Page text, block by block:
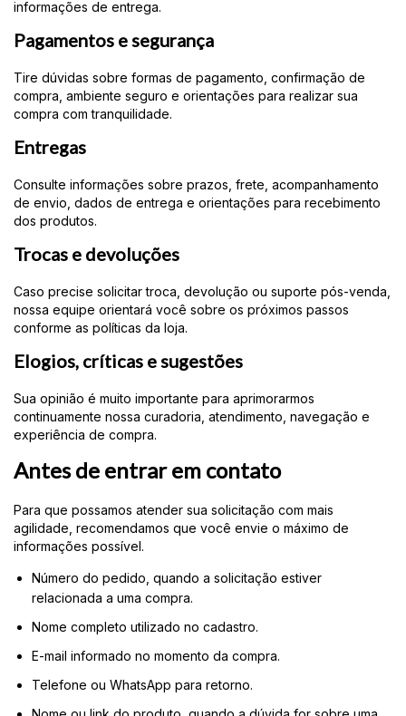
informações de entrega.
Pagamentos e segurança
Tire dúvidas sobre formas de pagamento, confirmação de
compra, ambiente seguro e orientações para realizar sua
compra com tranquilidade.
Entregas
Consulte informações sobre prazos, frete, acompanhamento
de envio, dados de entrega e orientações para recebimento
dos produtos.
Trocas e devoluções
Caso precise solicitar troca, devolução ou suporte pós-venda,
nossa equipe orientará você sobre os próximos passos
conforme as políticas da loja.
Elogios, críticas e sugestões
Sua opinião é muito importante para aprimorarmos
continuamente nossa curadoria, atendimento, navegação e
experiência de compra.
Antes de entrar em contato
Para que possamos atender sua solicitação com mais
agilidade, recomendamos que você envie o máximo de
informações possível.
Número do pedido, quando a solicitação estiver
relacionada a uma compra.
Nome completo utilizado no cadastro.
E-mail informado no momento da compra.
Telefone ou WhatsApp para retorno.